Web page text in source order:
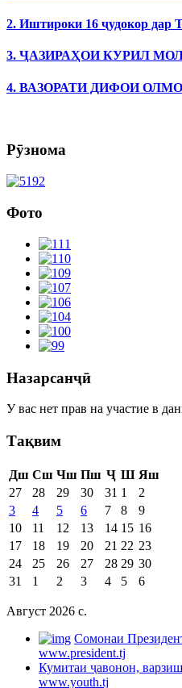
2. Иштироки 16 ҷудокор дар
3. ҶАЗИРАҲОИ КУРИЛ
4. ВАЗОРАТИ ДИФОИ
Рӯзнома
Фото
Назарсанҷӣ
У вас нет прав на участие в
Тақвим
Дш Сш Чш Пш Ҷ Ш Яш
27
28 29 30 31 1
2
3
4 5 6 7 8
9
10
11 12 13 14 15 16
17
18 19 20 21 22 23
24
25 26 27 28 29 30
31
1 2 3 4 5 6
Август 2026 c.
Cомонаи
www.president.tj
Кумитаи ҷавонон,
www.youth.tj